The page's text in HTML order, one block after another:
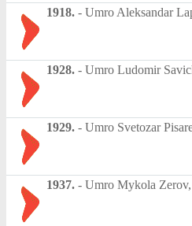
1918. - Umro Aleksandar
1928. - Umro Ludomir
1929. - Umro Svetozar
1937. - Umro Mykola